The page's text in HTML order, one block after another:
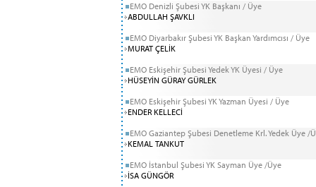
EMO Denizli Şubesi YK Başkanı / Üye
ABDULLAH ŞAVKLI
EMO Diyarbakır Şubesi YK Başkan Yardımcısı / Üye
MURAT ÇELİK
EMO Eskişehir Şubesi Yedek YK Üyesi / Üye
HÜSEYİN GÜRAY GÜRLEK
EMO Eskişehir Şubesi YK Yazman Üyesi / Üye
ENDER KELLECİ
EMO Gaziantep Şubesi Denetleme Krl. Yedek Üye /
KEMAL TANKUT
EMO İstanbul Şubesi YK Sayman Üye /Üye
İSA GÜNGÖR